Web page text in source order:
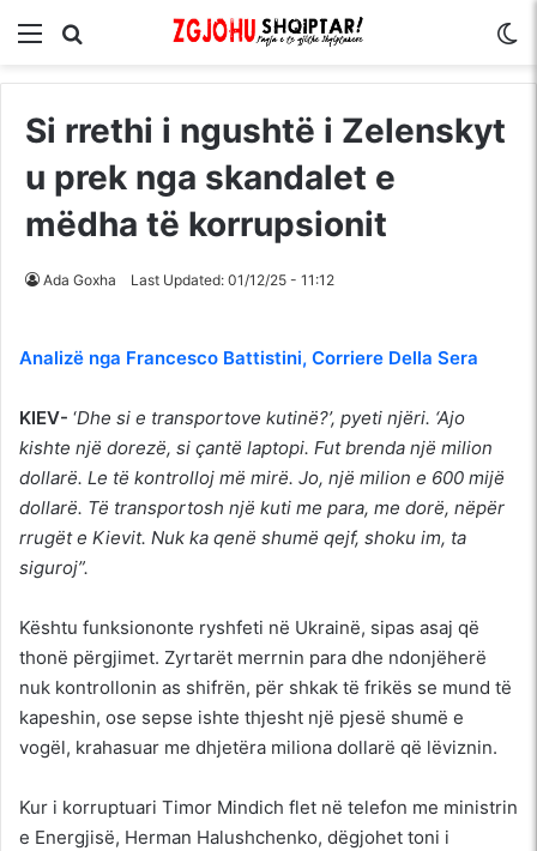
Menu
Si rrethi i ngushtë i Zelenskyt
u prek nga skandalet e
mëdha të korrupsionit
Ada Goxha Last Updated: 01/12/25 - 11:12
Analizë nga Francesco Battistini, Corriere Della Sera
KIEV- ‘Dhe si e transportove kutinë?’, pyeti njëri. ‘Ajo
kishte një dorezë, si çantë laptopi. Fut brenda një milion
dollarë. Le të kontrolloj më mirë. Jo, një milion e 600 mijë
dollarë. Të transportosh një kuti me para, me dorë, nëpër
rrugët e Kievit. Nuk ka qenë shumë qejf, shoku im, ta
siguroj”.
Kështu funksiononte ryshfeti në Ukrainë, sipas asaj që
thonë përgjimet. Zyrtarët merrnin para dhe ndonjëherë
nuk kontrollonin as shifrën, për shkak të frikës se mund të
kapeshin, ose sepse ishte thjesht një pjesë shumë e
vogël, krahasuar me dhjetëra miliona dollarë që lëviznin.
Kur i korruptuari Timor Mindich flet në telefon me ministrin
e Energjisë, Herman Halushchenko, dëgjohet toni i